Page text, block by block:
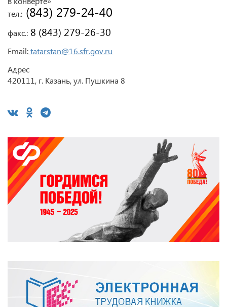
тел.: (843) 279-24-40
факс.: 8 (843) 279-26-30
Email:tatarstan@16.sfr.gov.ru
Адрес
420111, г. Казань, ул. Пушкина 8